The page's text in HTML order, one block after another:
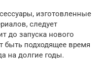
изготовленные
следует
до запуска нового
быть подходящее время
на долгие годы.